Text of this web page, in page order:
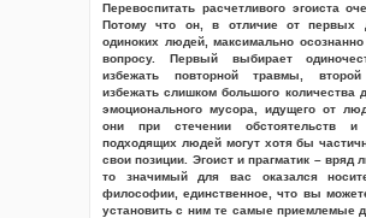
Перевоспитать расчетливого эгоиста
Потому что он, в отличие от первых
одиноких людей, максимально осознанно
вопросу. Первый выбирает
избежать повторной травмы,
избежать слишком большого количества
эмоционального мусора, идущего от
они при стечении обстоятельств и
подходящих людей могут хотя бы
свои позиции. Эгоист и прагматик – вряд
то значимый для вас оказался
философии, единственное, что вы
установить с ним те самые приемлемые